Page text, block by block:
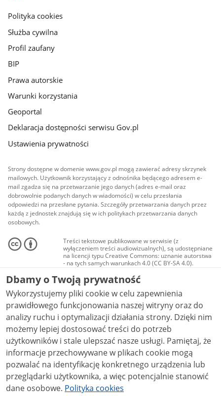
gov.pl
Polityka cookies
Służba cywilna
Profil zaufany
BIP
Prawa autorskie
Warunki korzystania
Geoportal
Deklaracja dostępności serwisu Gov.pl
Ustawienia prywatności
Strony dostępne w domenie www.gov.pl mogą zawierać adresy skrzynek
mailowych. Użytkownik korzystający z odnośnika będącego adresem e-
mail zgadza się na przetwarzanie jego danych (adres e-mail oraz
dobrowolnie podanych danych w wiadomości) w celu przesłania
odpowiedzi na przesłane pytania. Szczegóły przetwarzania danych przez
każdą z jednostek znajdują się w ich politykach przetwarzania danych
osobowych.
Treści tekstowe publikowane w serwisie (z
wyłączeniem treści audiowizualnych), są udostępniane
na licencji typu Creative Commons: uznanie autorstwa
- na tych samych warunkach 4.0 (CC BY-SA 4.0).
Materiały audiowizualne, w tym zdjęcia, materiały
audio i wideo, są udostępniane na licencji typu
Creative Commons: uznanie autorstwa użycie
niekomercyjne - bez utworów zależnych 4.0 (CC BY-
NC-ND 4.0), o ile nie jest to stwierdzone inaczej.
Dbamy o Twoją prywatność
Wykorzystujemy pliki cookie w celu zapewnienia
prawidłowego funkcjonowania naszej witryny oraz do
analizy ruchu i optymalizacji działania strony. Dzięki nim
możemy lepiej dostosować treści do potrzeb
użytkowników i stale ulepszać nasze usługi. Pamiętaj, że
informacje przechowywane w plikach cookie mogą
pozwalać na identyfikację konkretnego urządzenia lub
przeglądarki użytkownika, a więc potencjalnie stanowić
dane osobowe. Polityka cookies